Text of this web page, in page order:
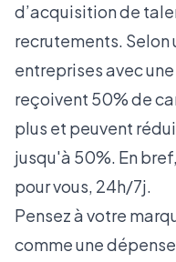
d’acquisition de
recrutements. Selon
entreprises avec
reçoivent 50% de
plus et peuvent
jusqu'à 50%. En
pour vous, 24h/7j.
Pensez à votre
comme une